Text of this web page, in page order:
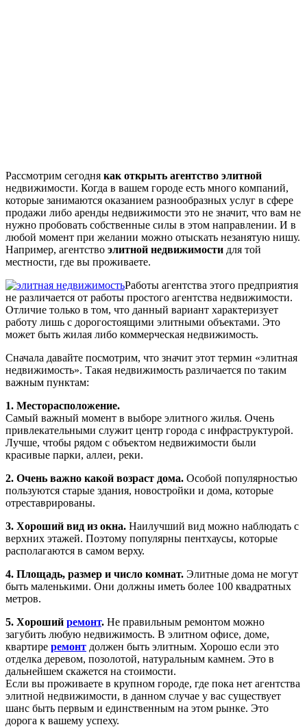
Рассмотрим сегодня как открыть агентство элитной
недвижимости. Когда в вашем городе есть много компаний,
которые занимаются оказанием разнообразных услуг в сфере
продажи либо аренды недвижимости это не значит, что вам не
нужно пробовать собственные силы в этом направлении. И в
любой момент при желании можно отыскать незанятую нишу.
Например, агентство элитной недвижимости для той
местности, где вы проживаете.
Работы агентства этого предприятия
не различается от работы простого агентства недвижимости.
Отличие только в том, что данный вариант характеризует
работу лишь с дорогостоящими элитными объектами. Это
может быть жилая либо коммерческая недвижимость.
Сначала давайте посмотрим, что значит этот термин «элитная
недвижимость». Такая недвижимость различается по таким
важным пунктам:
1. Месторасположение.
Самый важный момент в выборе элитного жилья. Очень
привлекательными служит центр города с инфраструктурой.
Лучше, чтобы рядом с объектом недвижимости были
красивые парки, аллеи, реки.
2. Очень важно какой возраст дома. Особой популярностью
пользуются старые здания, новостройки и дома, которые
отреставрированы.
3. Хороший вид из окна. Наилучший вид можно наблюдать с
верхних этажей. Поэтому популярны пентхаусы, которые
располагаются в самом верху.
4. Площадь, размер и число комнат. Элитные дома не могут
быть маленькими. Они должны иметь более 100 квадратных
метров.
5. Хороший ремонт. Не правильным ремонтом можно
загубить любую недвижимость. В элитном офисе, доме,
квартире ремонт должен быть элитным. Хорошо если это
отделка деревом, позолотой, натуральным камнем. Это в
дальнейшем скажется на стоимости.
Если вы проживаете в крупном городе, где пока нет агентства
элитной недвижимости, в данном случае у вас существует
шанс быть первым и единственным на этом рынке. Это
дорога к вашему успеху.